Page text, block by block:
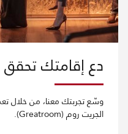
دع إقامتك تحقق
وسّع تجربتك معنا، من خلال
الجريت روم (Greatroom).